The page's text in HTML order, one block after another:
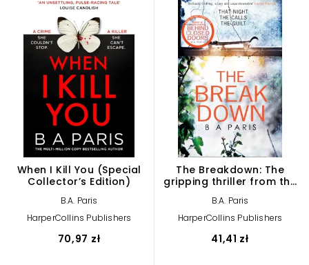
When I Kill You (Special
Collector’s Edition)
B.A. Paris
HarperCollins Publishers
70,97 zł
The Breakdown: The
gripping thriller from the
Behind Closed Doors
B.A. Paris
HarperCollins Publishers
41,41 zł